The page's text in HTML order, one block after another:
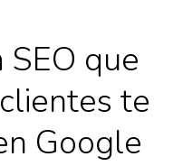
que
te
Google